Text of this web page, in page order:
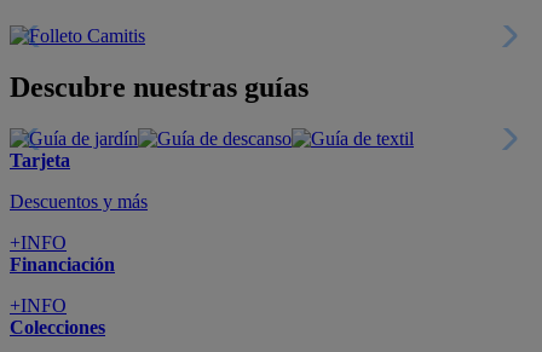
Descubre nuestras guías
Tarjeta
Descuentos y más
+INFO
Financiación
+INFO
Colecciones